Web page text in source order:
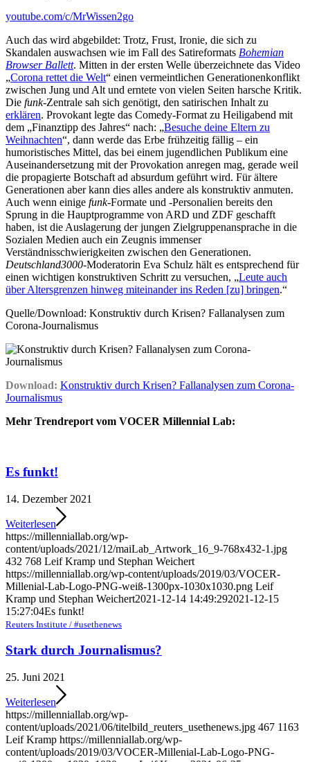
youtube.com/c/MrWissen2go
Auch das wird abgebildet: Trotz, Frust, Ironie, die sich zu
Skandalen auswachsen wie im Fall des Satireformats Bohemian
Browser Ballett. Mitten in der ersten Welle überzeichnete das Video
„Corona rettet die Welt“ einen vermeintlichen Generationenkonflikt
zwischen Jung und Alt und erntete von vielen Seiten harsche Kritik.
Die funk-Zentrale sah sich genötigt, den satirischen Inhalt zu
erklären. Provokant legte das Comedy-Format zu Heiligabend mit
dem „Finanztipp des Jahres“ nach: „Besuche deine Eltern zu
Weihnachten“, dann werde das Erbe frühzeitig fällig – ein
humoristisches Mittel, das bei einem jugendlichen Publikum eine
Auseinandersetzung mit der Provokation anregen mag, gerade weil
die propagierte Botschaft ad absurdum geführt wird. Für ältere
Generationen aber kann dies alles andere als konstruktiv anmuten.
Auch wenn einige funk-Formate und -Personalien bereits den
Sprung in die Hauptprogramme von ARD und ZDF geschafft
haben, ist die Auslagerung der jungen Zielgruppenansprache in die
Sozialen Medien auch ein Zeugnis immenser
Verständnisschwierigkeiten zwischen den Generationen.
Deutschland3000-Moderatorin Eva Schulz hält es entsprechend für
einen wichtigen konstruktiven Schritt zu versuchen, „Leute auch
über Altersgrenzen hinweg miteinander ins Reden [zu] bringen.“
Quelle/Download: Konstruktiv durch Krisen? Fallanalysen zum
Corona-Journalismus
Download: Konstruktiv durch Krisen? Fallanalysen zum Corona-
Journalismus
Mehr Trendreport vom VOCER Millennial Lab:
Es funkt!
14. Dezember 2021
Weiterlesen
https://millenniallab.org/wp-
content/uploads/2021/12/maiLab_Artwork_16_9-768x432-1.jpg
432 768 Leif Kramp und Stephan Weichert
https://millenniallab.org/wp-content/uploads/2019/03/VOCER-
Millenial-Lab-Logo-PNG-weiß-1300px-1030x1030.png Leif
Kramp und Stephan Weichert2021-12-14 14:49:292021-12-15
15:27:04Es funkt!
Reuters Institute / #usethenews
Stark durch Journalismus?
25. Juni 2021
Weiterlesen
https://millenniallab.org/wp-
content/uploads/2021/06/titelbild_reuters_usethenews.jpg 467 1163
Leif Kramp https://millenniallab.org/wp-
content/uploads/2019/03/VOCER-Millenial-Lab-Logo-PNG-